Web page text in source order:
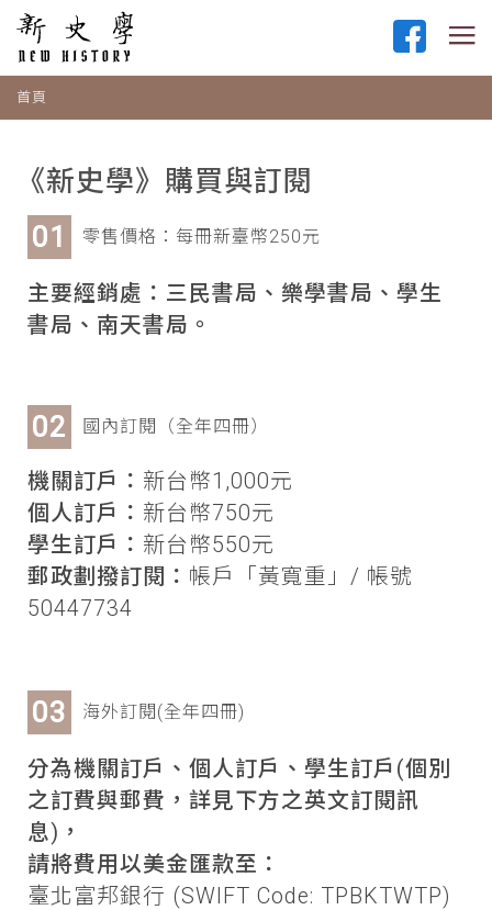
首頁
《新史學》購買與訂閱
零售價格：每冊新臺幣250元
主要經銷處：三民書局、樂學書局、學生
書局、南天書局。
國內訂閱（全年四冊）
機關訂戶： 新台幣1,000元
個人訂戶： 新台幣750元
學生訂戶： 新台幣550元
郵政劃撥訂閱： 帳戶「黃寬重」/ 帳號
50447734
海外訂閱(全年四冊)
分為機關訂戶、個人訂戶、學生訂戶(個別
之訂費與郵費，詳見下方之英文訂閱訊
息)，
請將費用以美金匯款至：
臺北富邦銀行 (SWIFT Code: TPBKTWTP)